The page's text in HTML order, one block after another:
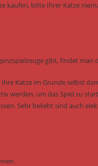
kaufen, bitte Ihrer Katze
gibt, findet man
Katze im Grunde selbst
werden, um das Spiel zu
Sehr beliebt sind auch